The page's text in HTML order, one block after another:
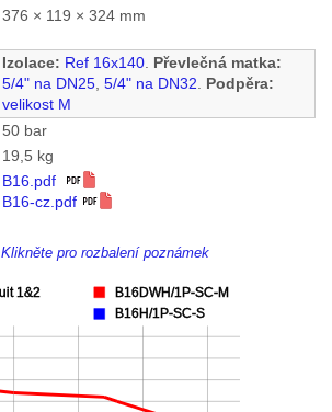
376 × 119 × 324 mm
Izolace: Ref 16x140. Převlečná matka:
5/4" na DN25, 5/4" na DN32. Podpěra:
velikost M
50 bar
19,5 kg
B16.pdf
B16-cz.pdf
Klikněte pro rozbalení poznámek